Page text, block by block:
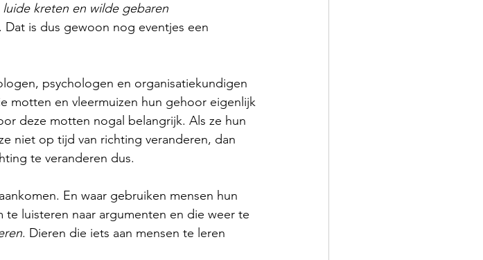
kreten en wilde gebaren
Dat is dus gewoon nog eventjes een
psychologen en organisatiekundigen
motten en vleermuizen hun gehoor eigenlijk
deze motten nogal belangrijk. Als ze hun
niet op tijd van richting veranderen, dan
te veranderen dus.
En waar gebruiken mensen hun
luisteren naar argumenten en die weer te
. Dieren die iets aan mensen te leren